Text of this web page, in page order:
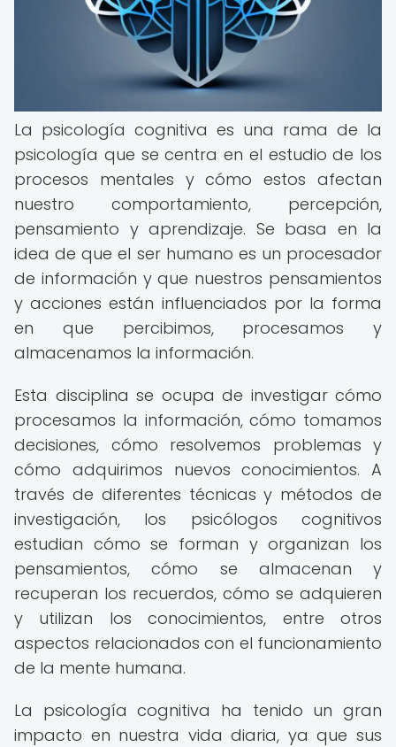
La psicología cognitiva es una rama de la
psicología que se centra en el estudio de los
procesos mentales y cómo estos afectan
nuestro comportamiento, percepción,
pensamiento y aprendizaje. Se basa en la
idea de que el ser humano es un procesador
de información y que nuestros pensamientos
y acciones están influenciados por la forma
en que percibimos, procesamos y
almacenamos la información.
Esta disciplina se ocupa de investigar cómo
procesamos la información, cómo tomamos
decisiones, cómo resolvemos problemas y
cómo adquirimos nuevos conocimientos. A
través de diferentes técnicas y métodos de
investigación, los psicólogos cognitivos
estudian cómo se forman y organizan los
pensamientos, cómo se almacenan y
recuperan los recuerdos, cómo se adquieren
y utilizan los conocimientos, entre otros
aspectos relacionados con el funcionamiento
de la mente humana.
La psicología cognitiva ha tenido un gran
impacto en nuestra vida diaria, ya que sus